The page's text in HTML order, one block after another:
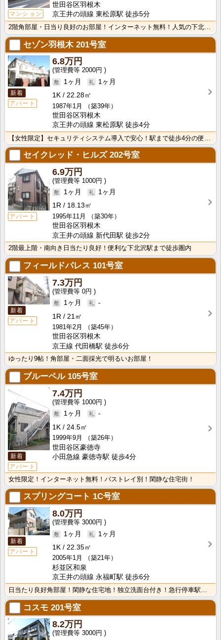
マンション
世田谷区羽根木
京王井の頭線 東松原駅 徒歩5分
セゾン羽根木201号室
新着
アパート
6.8万円
2000円
1ヶ月
1ヶ月
1K
22.28㎡
1987年1月
（築39年）
世田谷区羽根木
京王井の頭線 東松原駅 徒歩4分
セイクレッド・ヒルズ202号室
アパート
6.9万円
1000円
1ヶ月
1ヶ月
1R
18.13㎡
1995年11月
（築30年）
世田谷区羽根木
京王井の頭線 新代田駅 徒歩2分
2階最上階・南向き日当たり良好！便利な下北沢駅まで徒歩圏内
フィールドパレス 101号室
新着
アパート
7.3万円
0円
1ヶ月
-
1R
21㎡
1981年2月
（築45年）
世田谷区羽根木
京王線 代田橋駅 徒歩6分
ゆったり9帖！角部屋・二面採光で明るいお部屋！
ブルーペル105号室
新着
アパート
7.4万円
1000円
1ヶ月
-
1K
24.5㎡
1999年9月
（築26年）
世田谷区豪徳寺
小田急線 豪徳寺駅 徒歩4分
女性限定！インターネット無料！バストレイ別！閑静な住宅街！
スプリングコート 1C号室
新着
アパート
8.0万円
3000円
1ヶ月
1ヶ月
1K
22.35㎡
2005年1月
（築21年）
杉並区和泉
京王井の頭線 永福町駅 徒歩6分
コスモ 201号室
8.2万円
3000円